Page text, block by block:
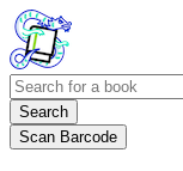
Search
Scan Barcode